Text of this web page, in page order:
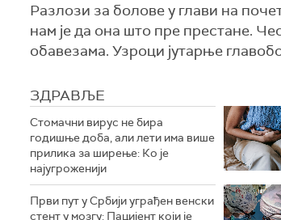
Разлози за болове у глави на
нам је да она што пре престане.
обавезама. Узроци јутарње
ЗДРАВЉЕ
Стомачни вирус не бира
годишње доба, али лети има више
прилика за ширење: Ко је
најугроженији
Први пут у Србији уграђен венски
стент у мозгу: Пацијент који је